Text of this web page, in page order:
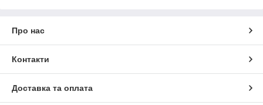
Про нас
Контакти
Доставка та оплата